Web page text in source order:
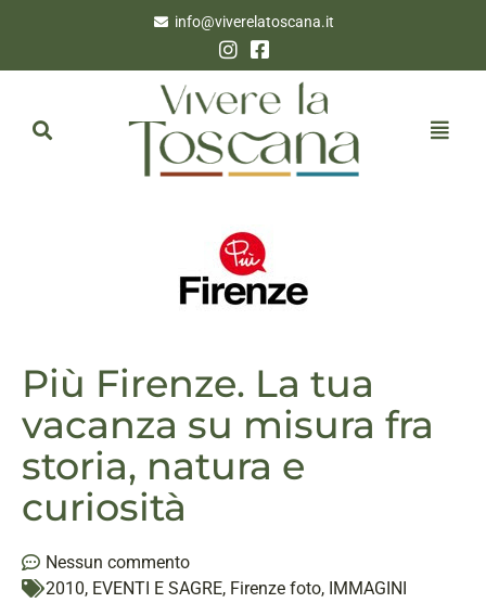
info@viverelatoscana.it
Più Firenze. La tua
vacanza su misura fra
storia, natura e
curiosità
Nessun commento
2010, EVENTI E SAGRE, Firenze foto, IMMAGINI